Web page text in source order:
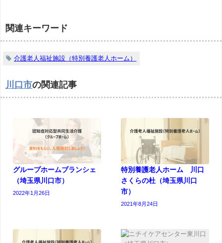
関連キーワード
介護老人福祉施設（特別養護老人ホーム）
川口市の関連記事
グループホームブランシェ
（埼玉県川口市）
2022年1月26日
特別養護老人ホーム 川口
さくらの杜（埼玉県川口
市）
2021年8月24日